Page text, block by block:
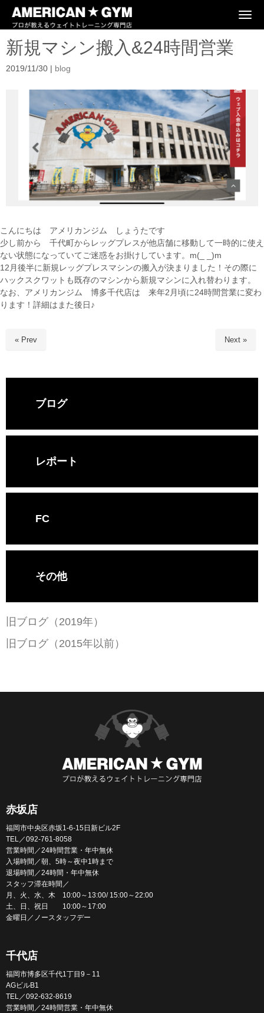
N
o
新規マシン搬入&24時間営業
2019/11/30 | blog
こんにちは アメリカンジム しょうたです
少し前から 千代町からレッグプレスが他店舗に移動して一時的に使え
ない状態になっていてご迷惑をお掛けしています。 m(_ _)m
12月後半に新規レッグプレスマシンの搬入が決まりました！その際に
ハックスクワットも既存のマシンから新規マシンに入れ替わります。
なお、アメリカンジム 博多千代店は 来年2月頃に24時間営業に変わ
ります！詳細はまた後日♪
« Prev Next »
ブログ
レポート
FC
その他
旧ブログ（2019年）
旧ブログ（2015年以前）
赤坂店
福岡市中央区赤坂1-6-15日新ビル2F
TEL／092-761-8058
営業時間／24時間営業・年中無休
入場時間／朝、5時～夜中1時まで
退場時間／24時間・年中無休
スタッフ滞在時間／
月、火、水、木 10:00～13:00/ 15:00～22:00
土、日、祝日 10:00～17:00
金曜日／ノースタッフデー
千代店
福岡市博多区千代1丁目9－11
AGビルB1
TEL／092-632-8619
営業時間／24時間営業・年中無休